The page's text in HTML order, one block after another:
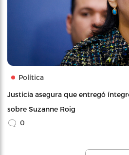
Política
Justicia asegura que entregó
sobre Suzanne Roig
0